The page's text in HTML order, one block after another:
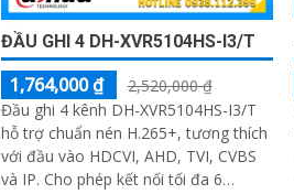
ĐẦU GHI 4 DH-XVR5104HS-I3/T
1,764,000 ₫
2,520,000 ₫
Đầu ghi 4 kênh DH-XVR5104HS-I3/T
hỗ trợ chuẩn nén H.265+, tương thích
với đầu vào HDCVI, AHD, TVI, CVBS
và IP. Cho phép kết nối tối đa 6